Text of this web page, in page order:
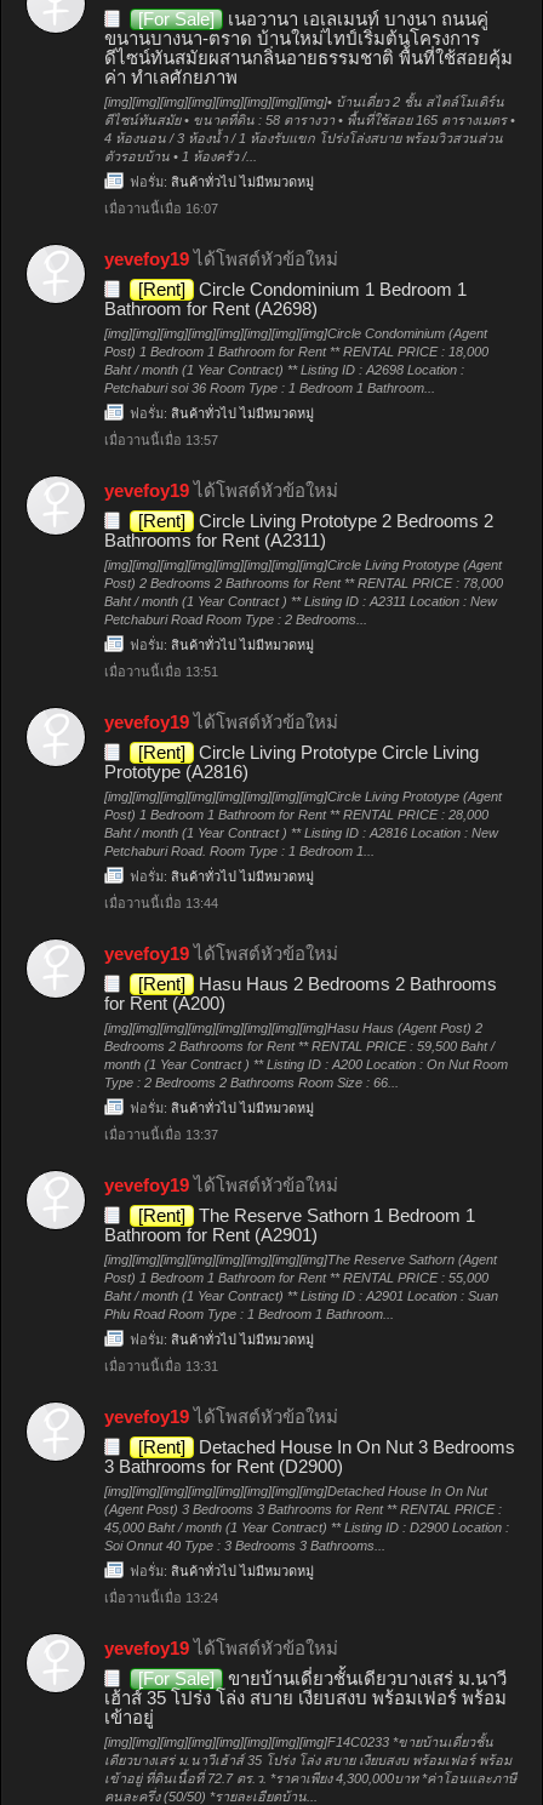
[For Sale]
เนอวานา เอเลเมนท์ บางนา ถนนคู่
ขนานบางนา-ตราด บ้านใหม่ไทป์เริ่มต้นโครงการ
ดีไซน์ทันสมัยผสานกลิ่นอายธรรมชาติ พื้นที่ใช้สอยคุ้ม
ค่า ทำเลศักยภาพ
[img][img][img][img][img][img][img][img]• บ้านเดี่ยว 2 ชั้น สไตล์โมเดิร์น
ดีไซน์ทันสมัย • ขนาดที่ดิน : 58 ตารางวา • พื้นที่ใช้สอย 165 ตารางเมตร •
4 ห้องนอน / 3 ห้องน้ำ / 1 ห้องรับแขก โปร่งโล่งสบาย พร้อมวิวสวนส่วน
ตัวรอบบ้าน • 1 ห้องครัว /...
ฟอรั่ม: สินค้าทั่วไป ไม่มีหมวดหมู่
เมื่อวานนี้เมื่อ 16:07
yevefoy19ได้โพสต์หัวข้อใหม่
[Rent]
Circle Condominium 1 Bedroom 1
Bathroom for Rent (A2698)
[img][img][img][img][img][img][img][img]Circle Condominium (Agent
Post) 1 Bedroom 1 Bathroom for Rent ** RENTAL PRICE : 18,000
Baht / month (1 Year Contract) ** Listing ID : A2698 Location :
Petchaburi soi 36 Room Type : 1 Bedroom 1 Bathroom...
ฟอรั่ม: สินค้าทั่วไป ไม่มีหมวดหมู่
เมื่อวานนี้เมื่อ 13:57
yevefoy19ได้โพสต์หัวข้อใหม่
[Rent]
Circle Living Prototype 2 Bedrooms 2
Bathrooms for Rent (A2311)
[img][img][img][img][img][img][img][img]Circle Living Prototype (Agent
Post) 2 Bedrooms 2 Bathrooms for Rent ** RENTAL PRICE : 78,000
Baht / month (1 Year Contract ) ** Listing ID : A2311 Location : New
Petchaburi Road Room Type : 2 Bedrooms...
ฟอรั่ม: สินค้าทั่วไป ไม่มีหมวดหมู่
เมื่อวานนี้เมื่อ 13:51
yevefoy19ได้โพสต์หัวข้อใหม่
[Rent]
Circle Living Prototype Circle Living
Prototype (A2816)
[img][img][img][img][img][img][img][img]Circle Living Prototype (Agent
Post) 1 Bedroom 1 Bathroom for Rent ** RENTAL PRICE : 28,000
Baht / month (1 Year Contract ) ** Listing ID : A2816 Location : New
Petchaburi Road. Room Type : 1 Bedroom 1...
ฟอรั่ม: สินค้าทั่วไป ไม่มีหมวดหมู่
เมื่อวานนี้เมื่อ 13:44
yevefoy19ได้โพสต์หัวข้อใหม่
[Rent]
Hasu Haus 2 Bedrooms 2 Bathrooms
for Rent (A200)
[img][img][img][img][img][img][img][img]Hasu Haus (Agent Post) 2
Bedrooms 2 Bathrooms for Rent ** RENTAL PRICE : 59,500 Baht /
month (1 Year Contract ) ** Listing ID : A200 Location : On Nut Room
Type : 2 Bedrooms 2 Bathrooms Room Size : 66...
ฟอรั่ม: สินค้าทั่วไป ไม่มีหมวดหมู่
เมื่อวานนี้เมื่อ 13:37
yevefoy19ได้โพสต์หัวข้อใหม่
[Rent]
The Reserve Sathorn 1 Bedroom 1
Bathroom for Rent (A2901)
[img][img][img][img][img][img][img][img]The Reserve Sathorn (Agent
Post) 1 Bedroom 1 Bathroom for Rent ** RENTAL PRICE : 55,000
Baht / month (1 Year Contract) ** Listing ID : A2901 Location : Suan
Phlu Road Room Type : 1 Bedroom 1 Bathroom...
ฟอรั่ม: สินค้าทั่วไป ไม่มีหมวดหมู่
เมื่อวานนี้เมื่อ 13:31
yevefoy19ได้โพสต์หัวข้อใหม่
[Rent]
Detached House In On Nut 3 Bedrooms
3 Bathrooms for Rent (D2900)
[img][img][img][img][img][img][img][img]Detached House In On Nut
(Agent Post) 3 Bedrooms 3 Bathrooms for Rent ** RENTAL PRICE :
45,000 Baht / month (1 Year Contract) ** Listing ID : D2900 Location :
Soi Onnut 40 Type : 3 Bedrooms 3 Bathrooms...
ฟอรั่ม: สินค้าทั่วไป ไม่มีหมวดหมู่
เมื่อวานนี้เมื่อ 13:24
yevefoy19ได้โพสต์หัวข้อใหม่
[For Sale]
ขายบ้านเดี่ยวชั้นเดียวบางเสร่ ม.นาวี
เฮ้าส์ 35 โปร่ง โล่ง สบาย เงียบสงบ พร้อมเฟอร์ พร้อม
เข้าอยู่
[img][img][img][img][img][img][img][img]F14C0233 *ขายบ้านเดี่ยวชั้น
เดียวบางเสร่ ม.นาวีเฮ้าส์ 35 โปร่ง โล่ง สบาย เงียบสงบ พร้อมเฟอร์ พร้อม
เข้าอยู่ ที่ดินเนื้อที่ 72.7 ตร.ว. *ราคาเพียง 4,300,000บาท *ค่าโอนและภาษี
คนละครึ่ง (50/50) *รายละเอียดบ้าน...